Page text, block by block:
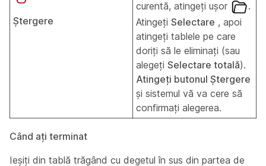
Ștergere
curentă, atingeți ușor
.
Atingeți Selectare , apoi
atingeți tablele pe care
doriți să le eliminați (sau
alegeți Selectare totală).
Atingeți butonul Ștergere
și sistemul vă va cere să
confirmați alegerea.
Când ați terminat
Ieșiți din tablă trăgând cu degetul în sus din partea de